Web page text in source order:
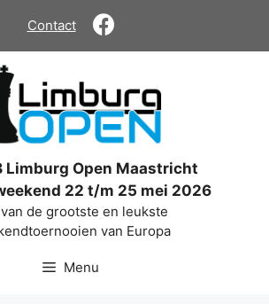
Contact
Limburg Open Maastricht
22 t/m 25 mei 2026
de grootste en leukste
van Europa
Menu